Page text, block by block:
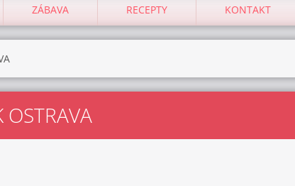
ZÁBAVA RECEPTY KONTAKT
OSTRAVA